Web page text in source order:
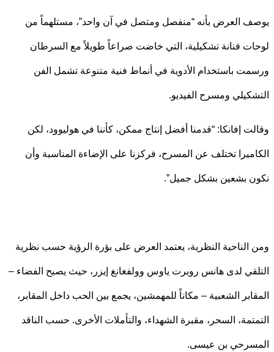
العرض بأنه “منفصل ومتصل في آن واحد”، مستلهماً من
فنانة تشكيلية، التي خاضت صراعاً طويلاً مع السرطان
باستخدام الأدوية في أنماط فنية متنوعة تشمل الفن
ومسرح الفيديو.
إفانكا: “قدمنا أفضل إنتاج ممكن، كأننا في هوليوود، لكن
تختلف عن المسرح، فركزنا على الإضاءة المناسبة وأن
بشعين بشكل جميل”.
الناحية النظرية، يعتمد العرض على بؤرة الرؤية حسب نظرية
لدى هانس روبرت ياوس وولفغانغ إيزر، حيث يصبح الفضاء –
الشعبية – مكاناً للمهمشين، يجمع بين الحب داخل المقابر،
السحر، مقبرة الشهداء، والتأملات الأخرى. حسب الناقد
بن عيسى.